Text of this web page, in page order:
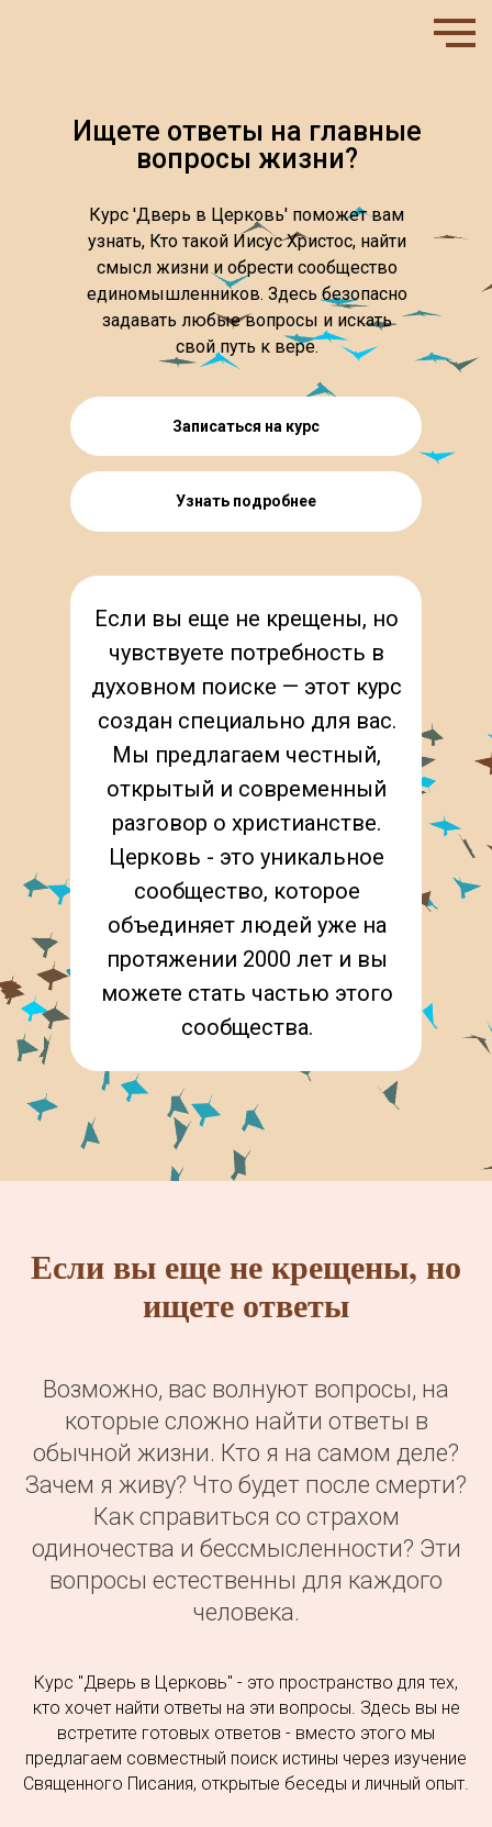
Ищете ответы на главные
вопросы жизни?
Курс 'Дверь в Церковь' поможет вам
узнать, Кто такой Иисус Христос, найти
смысл жизни и обрести сообщество
единомышленников. Здесь безопасно
задавать любые вопросы и искать
свой путь к вере.
Если вы еще не крещены, но
чувствуете потребность в
духовном поиске — этот курс
создан специально для вас.
Мы предлагаем честный,
открытый и современный
разговор о христианстве.
Церковь - это уникальное
сообщество, которое
объединяет людей уже на
протяжении 2000 лет и вы
можете стать частью этого
сообщества.
Записаться на курс
Узнать подробнее
Если вы еще не крещены, но
ищете ответы
Возможно, вас волнуют вопросы, на
которые сложно найти ответы в
обычной жизни. Кто я на самом деле?
Зачем я живу? Что будет после смерти?
Как справиться со страхом
одиночества и бессмысленности? Эти
вопросы естественны для каждого
человека.
Курс "Дверь в Церковь" - это пространство для тех,
кто хочет найти ответы на эти вопросы. Здесь вы не
встретите готовых ответов - вместо этого мы
предлагаем совместный поиск истины через изучение
Священного Писания, открытые беседы и личный опыт.